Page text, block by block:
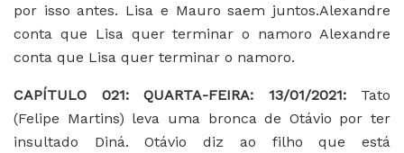
por isso antes. Lisa e Mauro saem juntos.Alexandre
conta que Lisa quer terminar o namoro Alexandre
conta que Lisa quer terminar o namoro.
CAPÍTULO 021: QUARTA-FEIRA: 13/01/2021: Tato
(Felipe Martins) leva uma bronca de Otávio por ter
insultado Diná. Otávio diz ao filho que está